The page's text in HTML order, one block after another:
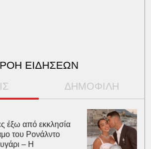
ΡΟΗ ΕΙΔΗΣΕΩΝ
ΔΗΜΟΦΙΛΗ
έξω από εκκλησία
του Ρονάλντο
– Η